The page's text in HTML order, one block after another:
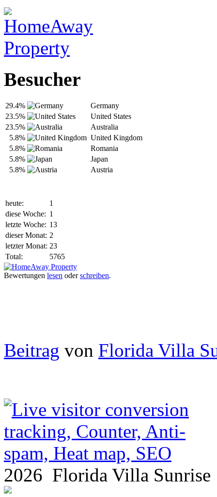
Besucher
29.4%
Germany
23.5%
United States
23.5%
Australia
5.8%
United Kingdom
5.8%
Romania
5.8%
Japan
5.8%
Austria
heute:
1
diese Woche: 1
letzte Woche: 13
dieser Monat: 2
letzter Monat: 23
Total:
5765
Bewertungen lesen oderschreiben.
Beitrag von Florida Villa
2026 Florida Villa